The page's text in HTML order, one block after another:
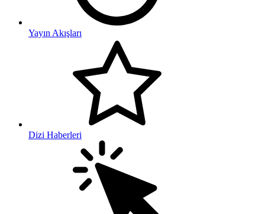
Yayın Akışları
Dizi Haberleri